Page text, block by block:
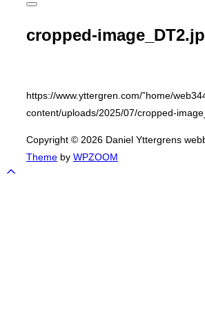
Toggle
navigation
cropped-
https://www.yttergren.com/”home/
content/uploads/2025/07/cropped-
Copyright © 2026 Daniel Yttergrens
Theme by WPZOOM